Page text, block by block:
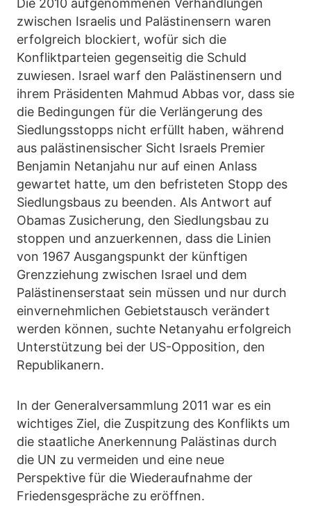
Die 2010 aufgenommenen Verhandlungen
zwischen Israelis und Palästinensern waren
erfolgreich blockiert, wofür sich die
Konfliktparteien gegenseitig die Schuld
zuwiesen. Israel warf den Palästinensern und
ihrem Präsidenten Mahmud Abbas vor, dass sie
die Bedingungen für die Verlängerung des
Siedlungsstopps nicht erfüllt haben, während
aus palästinensischer Sicht Israels Premier
Benjamin Netanjahu nur auf einen Anlass
gewartet hatte, um den befristeten Stopp des
Siedlungsbaus zu beenden. Als Antwort auf
Obamas Zusicherung, den Siedlungsbau zu
stoppen und anzuerkennen, dass die Linien
von 1967 Ausgangspunkt der künftigen
Grenzziehung zwischen Israel und dem
Palästinenserstaat sein müssen und nur durch
einvernehmlichen Gebietstausch verändert
werden können, suchte Netanyahu erfolgreich
Unterstützung bei der US-Opposition, den
Republikanern.
In der Generalversammlung 2011 war es ein
wichtiges Ziel, die Zuspitzung des Konflikts um
die staatliche Anerkennung Palästinas durch
die UN zu vermeiden und eine neue
Perspektive für die Wiederaufnahme der
Friedensgespräche zu eröffnen.